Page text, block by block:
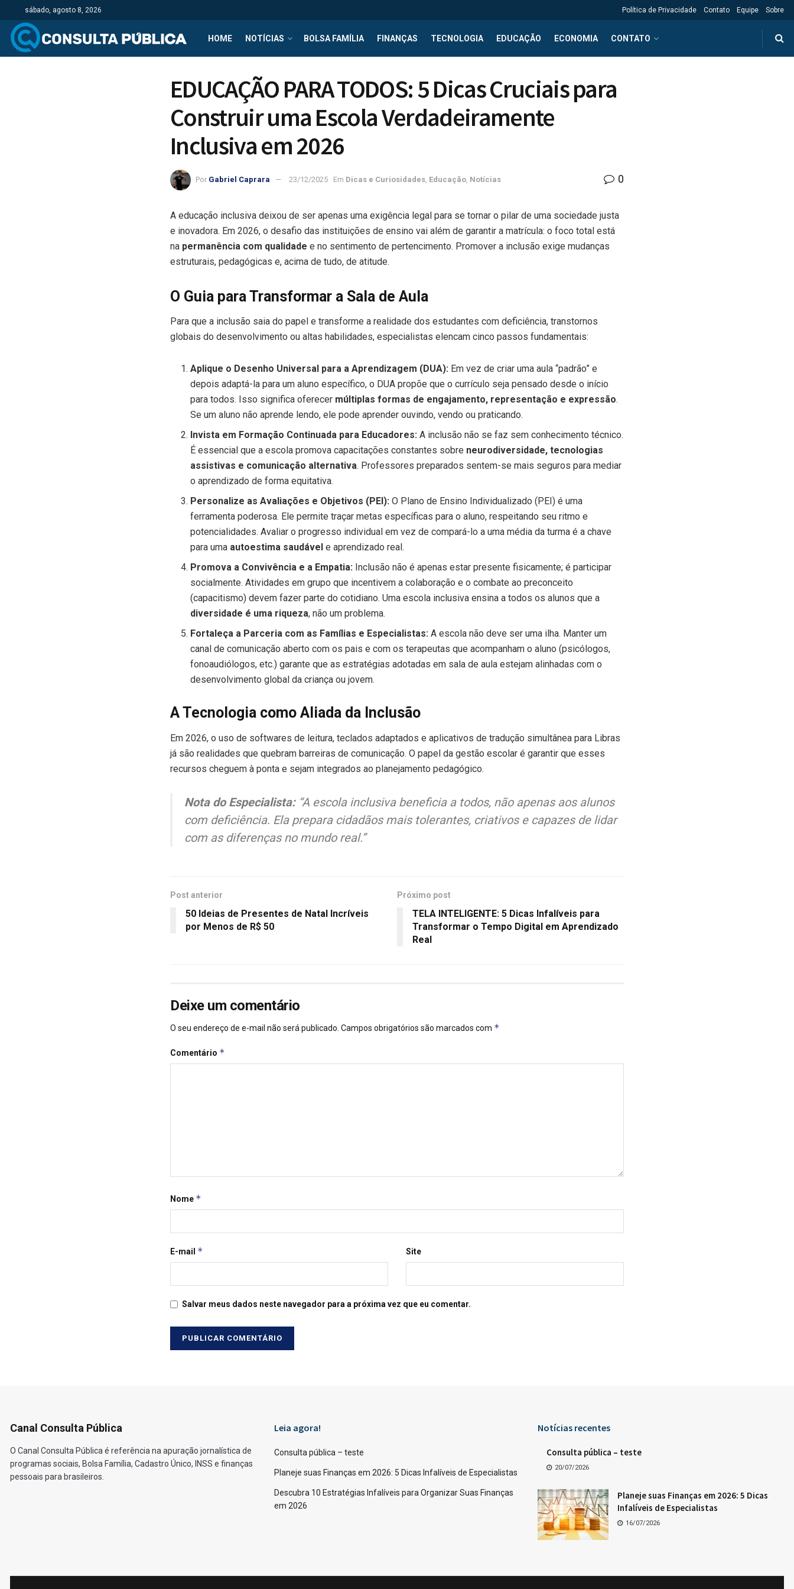
sábado, agosto 8, 2026 Política de Privacidade Contato Equipe Sobre
HOME NOTÍCIAS BOLSA FAMÍLIA FINANÇAS TECNOLOGIA EDUCAÇÃO ECONOMIA CONTATO
EDUCAÇÃO PARA TODOS: 5 Dicas Cruciais para
Construir uma Escola Verdadeiramente
Inclusiva em 2026
Por Gabriel Caprara 23/12/2025 Em Dicas e Curiosidades Educação Notícias 0
A educação inclusiva deixou de ser apenas uma exigência legal para se tornar o pilar de uma sociedade justa
e inovadora. Em 2026, o desafio das instituições de ensino vai além de garantir a matrícula: o foco total está
na permanência com qualidade e no sentimento de pertencimento. Promover a inclusão exige mudanças
estruturais, pedagógicas e, acima de tudo, de atitude.
O Guia para Transformar a Sala de Aula
Para que a inclusão saia do papel e transforme a realidade dos estudantes com deficiência, transtornos
globais do desenvolvimento ou altas habilidades, especialistas elencam cinco passos fundamentais:
Aplique o Desenho Universal para a Aprendizagem (DUA): Em vez de criar uma aula “padrão” e
depois adaptá-la para um aluno específico, o DUA propõe que o currículo seja pensado desde o início
para todos. Isso significa oferecer múltiplas formas de engajamento, representação e expressão.
Se um aluno não aprende lendo, ele pode aprender ouvindo, vendo ou praticando.
Invista em Formação Continuada para Educadores: A inclusão não se faz sem conhecimento técnico.
É essencial que a escola promova capacitações constantes sobre neurodiversidade, tecnologias
assistivas e comunicação alternativa. Professores preparados sentem-se mais seguros para mediar
o aprendizado de forma equitativa.
Personalize as Avaliações e Objetivos (PEI): O Plano de Ensino Individualizado (PEI) é uma
ferramenta poderosa. Ele permite traçar metas específicas para o aluno, respeitando seu ritmo e
potencialidades. Avaliar o progresso individual em vez de compará-lo a uma média da turma é a chave
para uma autoestima saudável e aprendizado real.
Promova a Convivência e a Empatia: Inclusão não é apenas estar presente fisicamente; é participar
socialmente. Atividades em grupo que incentivem a colaboração e o combate ao preconceito
(capacitismo) devem fazer parte do cotidiano. Uma escola inclusiva ensina a todos os alunos que a
diversidade é uma riqueza, não um problema.
Fortaleça a Parceria com as Famílias e Especialistas: A escola não deve ser uma ilha. Manter um
canal de comunicação aberto com os pais e com os terapeutas que acompanham o aluno (psicólogos,
fonoaudiólogos, etc.) garante que as estratégias adotadas em sala de aula estejam alinhadas com o
desenvolvimento global da criança ou jovem.
A Tecnologia como Aliada da Inclusão
Em 2026, o uso de softwares de leitura, teclados adaptados e aplicativos de tradução simultânea para Libras
já são realidades que quebram barreiras de comunicação. O papel da gestão escolar é garantir que esses
recursos cheguem à ponta e sejam integrados ao planejamento pedagógico.
Nota do Especialista:“A escola inclusiva beneficia a todos, não apenas aos alunos
com deficiência. Ela prepara cidadãos mais tolerantes, criativos e capazes de lidar
com as diferenças no mundo real.”
Post anterior
50 Ideias de Presentes de Natal Incríveis
por Menos de R$ 50
Próximo post
TELA INTELIGENTE: 5 Dicas Infalíveis para
Transformar o Tempo Digital em Aprendizado
Real
Deixe um comentário
O seu endereço de e-mail não será publicado. Campos obrigatórios são marcados com *
Comentário *
Nome *
E-mail * Site
Salvar meus dados neste navegador para a próxima vez que eu comentar.
Canal Consulta Pública
O Canal Consulta Pública é referência na apuração jornalística de
programas sociais, Bolsa Família, Cadastro Único, INSS e finanças
pessoais para brasileiros.
Leia agora!
Consulta pública – teste
Planeje suas Finanças em 2026: 5 Dicas Infalíveis de Especialistas
Descubra 10 Estratégias Infalíveis para Organizar Suas Finanças
em 2026
Notícias recentes
Consulta pública – teste
20/07/2026
Planeje suas Finanças em 2026: 5 Dicas
Infalíveis de Especialistas
16/07/2026